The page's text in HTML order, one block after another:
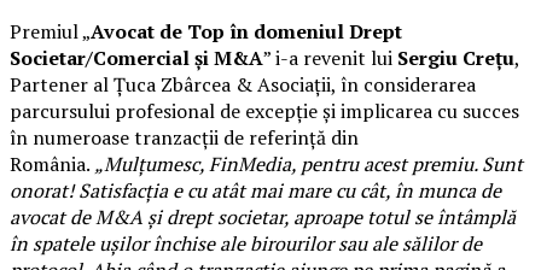
Premiul „Avocat de Top în domeniul Drept
Societar/Comercial și M&A” i-a revenit lui Sergiu Crețu,
Partener al Țuca Zbârcea & Asociații, în considerarea
parcursului profesional de excepție și implicarea cu succes
în numeroase tranzacții de referință din
România. „Mulțumesc, FinMedia, pentru acest premiu. Sunt
onorat! Satisfacția e cu atât mai mare cu cât, în munca de
avocat de M&A și drept societar, aproape totul se întâmplă
în spatele ușilor închise ale birourilor sau ale sălilor de